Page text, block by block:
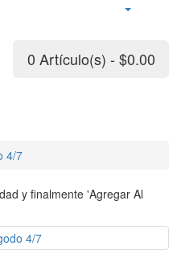
0 Artículo(s) - $0.00
4/7
y finalmente 'Agregar Al